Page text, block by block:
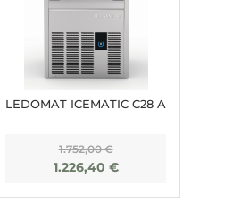
LEDOMAT ICEMATIC C28 A
1.752,00€
1.226,40 €